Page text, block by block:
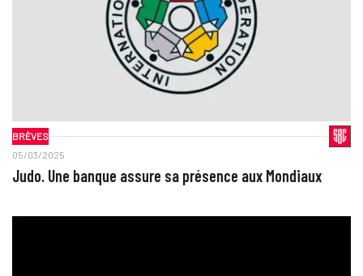
BRÈVES
05/03/2025
Judo. Une banque assure sa présence aux Mondiaux